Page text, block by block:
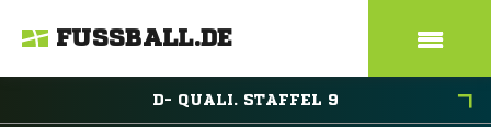
FUSSBALL.DE
D- QUALI. STAFFEL 9